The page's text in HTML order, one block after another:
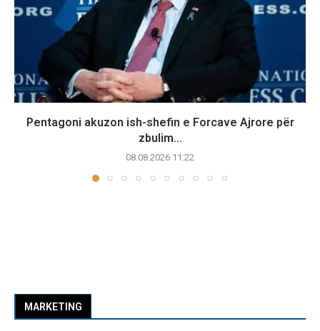
Pentagoni akuzon ish-shefin e Forcave Ajrore për
zbulim...
08.08.2026 11:22
MARKETING